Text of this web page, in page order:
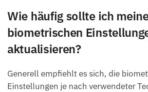
Wie häufig sollte ich
biometrischen
aktualisieren?
Generell empfiehlt es sich, die
Einstellungen je nach verwendeter